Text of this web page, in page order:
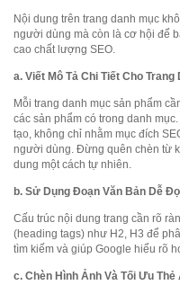
Nội dung trên trang danh mục
người dùng mà còn là cơ hội để
cao chất lượng SEO.
a. Viết Mô Tả Chi Tiết Cho Trang
Mỗi trang danh mục sản phẩm
các sản phẩm có trong danh
tạo, không chỉ nhằm mục đích
người dùng. Đừng quên chèn từ
dung một cách tự nhiên.
b. Sử Dụng Đoạn Văn Bản Dễ
Cấu trúc nội dung trang cần rõ
(heading tags) như H2, H3 để
tìm kiếm và giúp Google hiểu rõ
c. Chèn Hình Ảnh Và Tối Ưu Thẻ